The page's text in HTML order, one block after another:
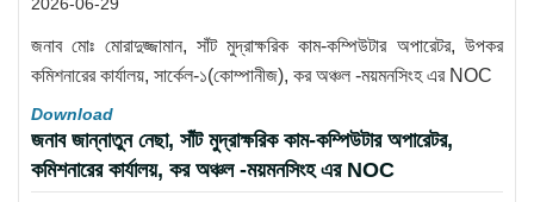
2026-06-29
জনাব মোঃ মোরাদুজ্জামান, সাঁট মুদ্রাক্ষরিক কাম-কম্পিউটার অপারেটর, উপকর
কমিশনারের কার্যালয়, সার্কেল-১(কোম্পানীজ), কর অঞ্চল -ময়মনসিংহ এর NOC
Download
জনাব জান্নাতুন নেছা, সাঁট মুদ্রাক্ষরিক কাম-কম্পিউটার অপারেটর,
কমিশনারের কার্যালয়, কর অঞ্চল -ময়মনসিংহ এর NOC